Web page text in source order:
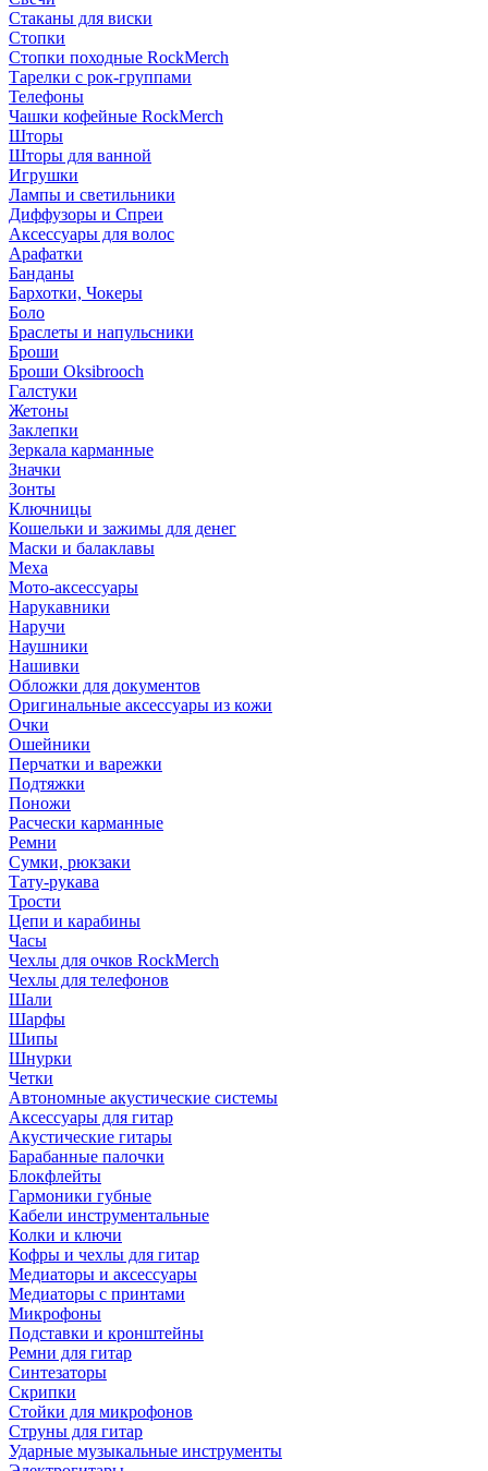
Стаканы для виски
Стопки
Стопки походные RockMerch
Тарелки с рок-группами
Телефоны
Чашки кофейные RockMerch
Шторы
Шторы для ванной
Игрушки
Лампы и светильники
Диффузоры и Спреи
Аксессуары для волос
Арафатки
Банданы
Бархотки, Чокеры
Боло
Браслеты и напульсники
Броши
Броши Oksibrooch
Галстуки
Жетоны
Заклепки
Зеркала карманные
Значки
Зонты
Ключницы
Кошельки и зажимы для денег
Маски и балаклавы
Меха
Мото-аксессуары
Нарукавники
Наручи
Наушники
Нашивки
Обложки для документов
Оригинальные аксессуары из кожи
Очки
Ошейники
Перчатки и варежки
Подтяжки
Поножи
Расчески карманные
Ремни
Сумки, рюкзаки
Тату-рукава
Трости
Цепи и карабины
Часы
Чехлы для очков RockMerch
Чехлы для телефонов
Шали
Шарфы
Шипы
Шнурки
Четки
Автономные акустические системы
Аксессуары для гитар
Акустические гитары
Барабанные палочки
Блокфлейты
Гармоники губные
Кабели инструментальные
Колки и ключи
Кофры и чехлы для гитар
Медиаторы и аксессуары
Медиаторы с принтами
Микрофоны
Подставки и кронштейны
Ремни для гитар
Синтезаторы
Скрипки
Стойки для микрофонов
Струны для гитар
Ударные музыкальные инструменты